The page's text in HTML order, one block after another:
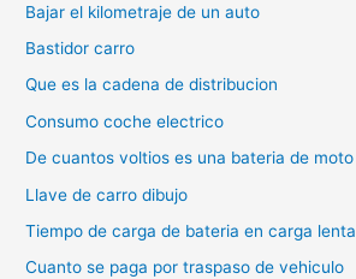
Bajar el kilometraje de un auto
Bastidor carro
Que es la cadena de distribucion
Consumo coche electrico
De cuantos voltios es una bateria de moto
Llave de carro dibujo
Tiempo de carga de bateria en carga lenta
Cuanto se paga por traspaso de vehiculo